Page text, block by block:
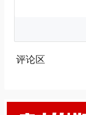
评论区